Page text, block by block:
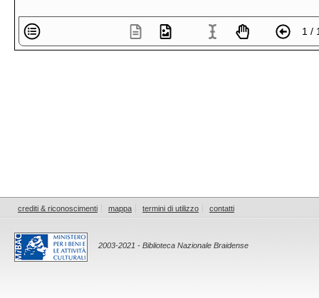
1 /
crediti & riconoscimenti mappa termini di utilizzo contatti
2003-2021 - Biblioteca Nazionale Braidense